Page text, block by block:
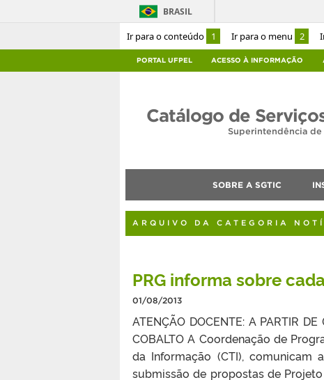
Ir para o conteúdo 1 Ir para o menu 2
BRASIL
PORTAL UFPEL ACESSO À INFORMAÇÃO
Catálogo de
Superintendência de
SOBRE A SGTIC
ARQUIVO DA CATEGORIA
PRG informa sobre
01/08/2013
ATENÇÃO DOCENTE: A PARTIR
COBALTO A Coordenação de
da Informação (CTI),
submissão de propostas de